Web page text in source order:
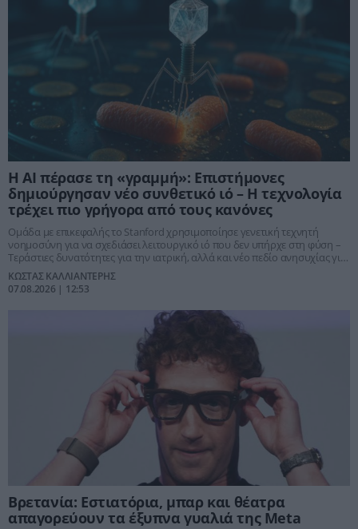
Η ΑΙ πέρασε τη «γραμμή»: Επιστήμονες
δημιούργησαν νέο συνθετικό ιό – Η τεχνολογία
τρέχει πιο γρήγορα από τους κανόνες
Ομάδα με επικεφαλής το Stanford χρησιμοποίησε γενετική τεχνητή
νοημοσύνη για να σχεδιάσει λειτουργικό ιό που δεν υπήρχε στη φύση –
Τεράστιες δυνατότητες για την ιατρική, αλλά και νέο πεδίο ανησυχίας για
βιοασφάλεια και βιολογικά όπλα
ΚΩΣΤΑΣ ΚΑΛΛΙΑΝΤΕΡΗΣ
07.08.2026 | 12:53
Βρετανία: Εστιατόρια, μπαρ και θέατρα
απαγορεύουν τα έξυπνα γυαλιά της Meta